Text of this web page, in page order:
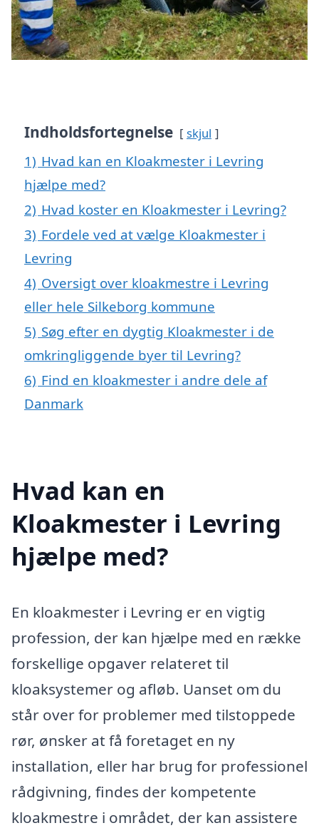
Indholdsfortegnelse skjul
1) Hvad kan en Kloakmester i Levring
hjælpe med?
2) Hvad koster en Kloakmester i Levring?
3) Fordele ved at vælge Kloakmester i
Levring
4) Oversigt over kloakmestre i Levring
eller hele Silkeborg kommune
5) Søg efter en dygtig Kloakmester i de
omkringliggende byer til Levring?
6) Find en kloakmester i andre dele af
Danmark
Hvad kan en
Kloakmester i Levring
hjælpe med?
En kloakmester i Levring er en vigtig
profession, der kan hjælpe med en række
forskellige opgaver relateret til
kloaksystemer og afløb. Uanset om du
står over for problemer med tilstoppede
rør, ønsker at få foretaget en ny
installation, eller har brug for professionel
rådgivning, findes der kompetente
kloakmestre i området, der kan assistere